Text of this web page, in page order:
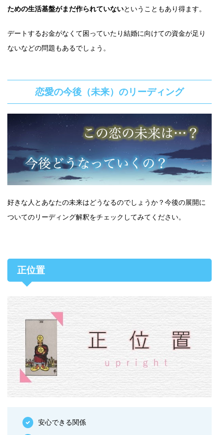
ための生活基盤がまだ作られていないということもあり得ます。
デートするお金がなくて困っていたり結婚に向けての資金が足り
ないなどの問題もあるでしょう。
恋愛の今後（未来）のリーディング
好きな人とあなたの未来はどうなるのでしょうか？今後の展開に
ついてのリーディング解釈をチェックしてみてください。
正位置
安心できる関係